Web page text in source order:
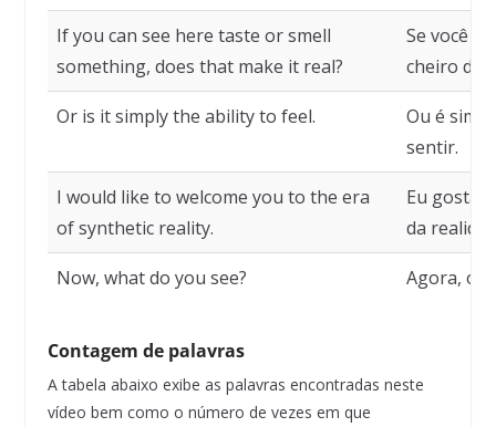
If you can see here taste or smell
something, does that make it real?
Se você
cheiro de
Or is it simply the ability to feel.
Ou é
sentir.
I would like to welcome you to the era
of synthetic reality.
Eu
da
Now, what do you see? Agora, o
Contagem de palavras
A tabela abaixo exibe as palavras encontradas neste
vídeo bem como o número de vezes em que